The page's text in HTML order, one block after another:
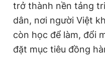
trở thành nền tảng
dân, nơi người Việt
còn học để làm, đổi
đặt mục tiêu đồng